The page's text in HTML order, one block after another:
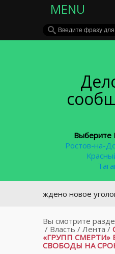
MENU
Выберите
Ростов-на-
новое уголовное
Вы смотрите
/ Власть / Лента /
«ГРУПП
СВОБОДЫ НА